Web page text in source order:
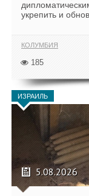
укрепить и
КОЛУМБИЯ
185
ИЗРАИЛЬ
5.08.2026